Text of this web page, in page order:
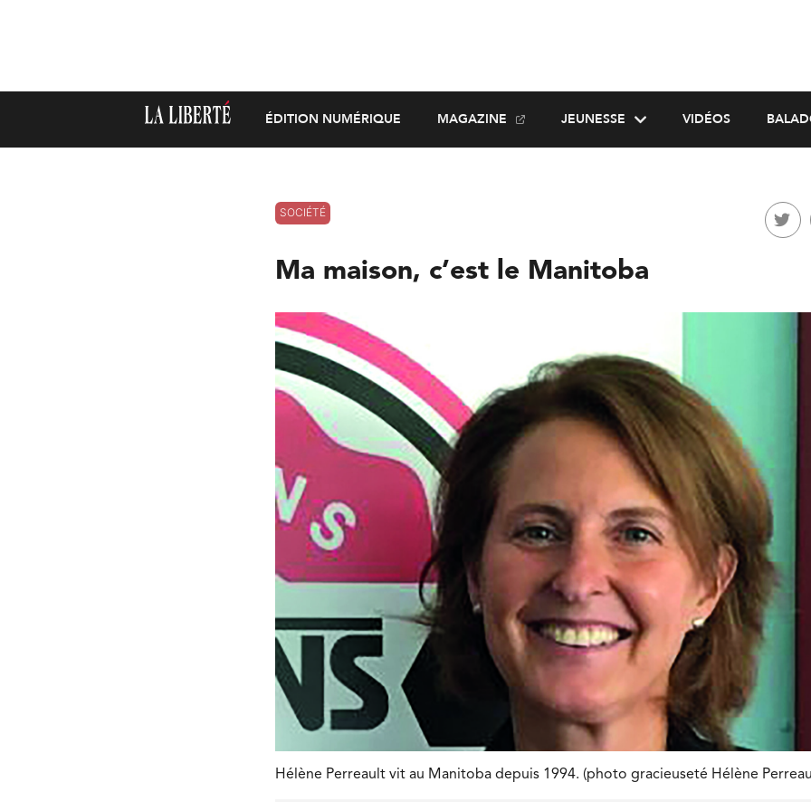
ÉDITION NUMÉRIQUE MAGAZINE JEUNESSE VIDÉOS
SOCIÉTÉ
Ma maison, c’est le Manitoba
Hélène Perreault vit au Manitoba depuis 1994. (photo gracieuseté Hélène